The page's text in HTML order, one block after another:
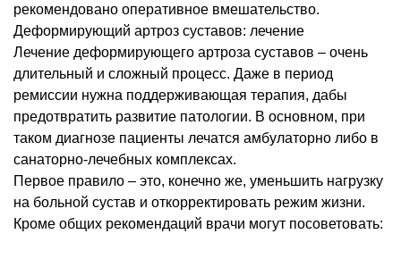
рекомендовано оперативное вмешательство.
Деформирующий артроз суставов: лечение
Лечение деформирующего артроза суставов – очень
длительный и сложный процесс. Даже в период
ремиссии нужна поддерживающая терапия, дабы
предотвратить развитие патологии. В основном, при
таком диагнозе пациенты лечатся амбулаторно либо в
санаторно-лечебных комплексах.
Первое правило – это, конечно же, уменьшить нагрузку
на больной сустав и откорректировать режим жизни.
Кроме общих рекомендаций врачи могут посоветовать: